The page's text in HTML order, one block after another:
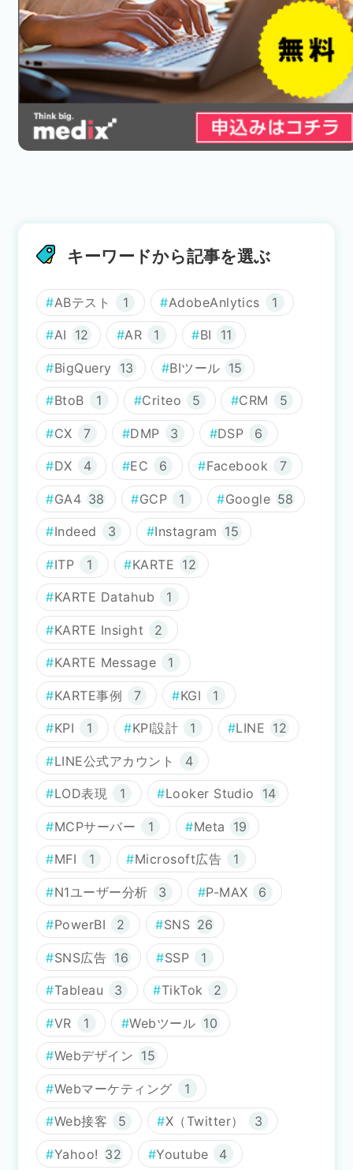
キーワードから記事を選ぶ
ABテスト 1 AdobeAnlytics 1
AI 12 AR 1 BI 11
BigQuery 13 BIツール 15
BtoB 1 Criteo 5 CRM 5
CX 7 DMP 3 DSP 6
DX 4 EC 6 Facebook 7
GA4 38 GCP 1 Google 58
Indeed 3 Instagram 15
ITP 1 KARTE 12
KARTE Datahub 1
KARTE Insight 2
KARTE Message 1
KARTE事例 7 KGI 1
KPI 1 KPI設計 1 LINE 12
LINE公式アカウント 4
LOD表現 1 Looker Studio 14
MCPサーバー 1 Meta 19
MFI 1 Microsoft広告 1
N1ユーザー分析 3 P-MAX 6
PowerBI 2 SNS 26
SNS広告 16 SSP 1
Tableau 3 TikTok 2
VR 1 Webツール 10
Webデザイン 15
Webマーケティング 1
Web接客 5 X（Twitter） 3
Yahoo! 32 Youtube 4